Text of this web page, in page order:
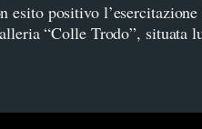
esito positivo
“Colle Trodo”, situata